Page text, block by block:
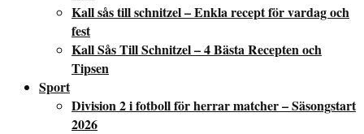
Kall sås till schnitzel – Enkla recept för vardag och
fest
Kall Sås Till Schnitzel – 4 Bästa Recepten och
Tipsen
Sport
Division 2 i fotboll för herrar matcher – Säsongstart
2026